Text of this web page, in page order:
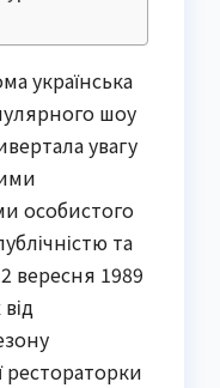
українська
шоу
увагу
особистого
та
вересня 1989